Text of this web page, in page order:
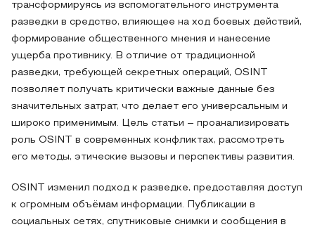
трансформируясь из вспомогательного инструмента
разведки в средство, влияющее на ход боевых действий,
формирование общественного мнения и нанесение
ущерба противнику. В отличие от традиционной
разведки, требующей секретных операций, OSINT
позволяет получать критически важные данные без
значительных затрат, что делает его универсальным и
широко применимым. Цель статьи – проанализировать
роль OSINT в современных конфликтах, рассмотреть
его методы, этические вызовы и перспективы развития.
OSINT изменил подход к разведке, предоставляя доступ
к огромным объёмам информации. Публикации в
социальных сетях, спутниковые снимки и сообщения в